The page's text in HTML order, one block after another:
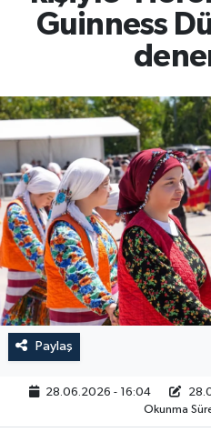
Guinness
Paylaş
28.06.2026 - 16:04
Okunma
SPOR
KÜLTÜR-SANAT
YAŞAM
RESMİ İLAN
TFF 3.Lig 4.Grup
Tüm Manşetler
Son Dakika Haberleri
Haber Arşivi